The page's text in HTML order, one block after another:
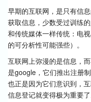
早期的互联网，是只有信
获取信息，少数受过训练
和传统媒体一样传统：电
的可分析性可能强些）。
互联网上弥漫的是信息，
是google，它们推出注册
也正是因为它们意识到，
信息登记就变得极为重要了